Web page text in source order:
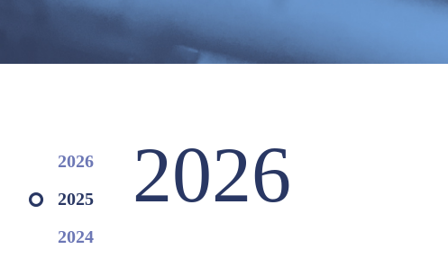
2026
2025
2024
2026